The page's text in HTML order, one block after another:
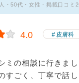
・50代・女性・掲載口コミ2
4.0 皮膚科
ミの相談に行きまし
すごく、丁寧で話